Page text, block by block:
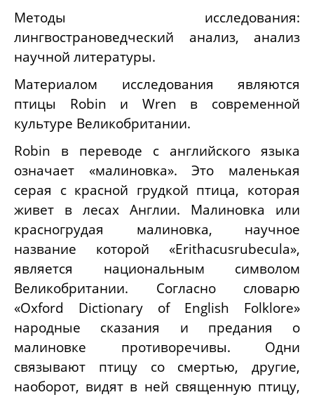
Методы исследования:
лингвострановедческий анализ, анализ
научной литературы.
Материалом исследования являются
птицы Robin и Wren в современной
культуре Великобритании.
Robin в переводе с английского языка
означает «малиновка». Это маленькая
серая с красной грудкой птица, которая
живет в лесах Англии. Малиновка или
красногрудая малиновка, научное
название которой «Erithacusrubecula»,
является национальным символом
Великобритании. Согласно словарю
«Oxford Dictionary of English Folklore»
народные сказания и предания о
малиновке противоречивы. Одни
связывают птицу со смертью, другие,
наоборот, видят в ней священную птицу,